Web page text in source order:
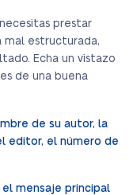
prestar
mal estructurada,
Echa un vistazo
de una buena
de su autor, la
editor, el número de
mensaje principal